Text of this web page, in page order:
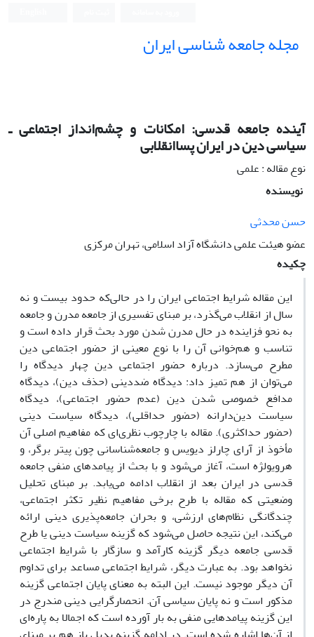
مجله جامعه شناسی ایران
آینده جامعه قدسی: امکانات و چشم‌انداز اجتماعی ـ
سیاسی دین در ایران پساانقلابی
نوع مقاله : علمی
نویسنده
حسن محدثی
عضو هیئت علمی دانشگاه آزاد اسلامی، تهران مرکزی
چکیده
این مقاله شرایط اجتماعی ایران را در حالی‌که حدود بیست و نه
سال از انقلاب می‌گذرد، بر مبنای تفسیری از جامعه مدرن و جامعه
به نحو فزاینده در حال مدرن شدن مورد بحث قرار داده است و
تناسب و هم‌خوانی آن را با نوع معینی از حضور اجتماعی دین
مطرح می‌سازد. درباره حضور اجتماعی دین چهار دیدگاه را
می‌توان از هم تمیز داد: دیدگاه ضددینی (حذف دین)، دیدگاه
مدافع خصوصی شدن دین (عدم حضور اجتماعی)، دیدگاه
سیاست دین‌دارانه (حضور حداقلی)، دیدگاه سیاست دینی
(حضور حداکثری). مقاله با چارچوب نظری‌ای که مفاهیم اصلی آن
مأخوذ از آرای چارلز دیویس و جامعه‌شناسانی چون پیتر برگر، و
هرویولژه است، آغاز می‌شود و با بحث از پیامدهای منفی جامعه
قدسی در ایران بعد از انقلاب ادامه می‌یابد. بر مبنای تحلیل
وضعیتی که مقاله با طرح برخی مفاهیم نظیر تکثر اجتماعی،
چندگانگی نظام‌های ارزشی، و بحران جامعه‌پذیری دینی ارائه
می‌کند، این نتیجه حاصل می‌شود که گزینه سیاست دینی یا طرح
قدسی جامعه دیگر گزینه کارآمد و سازگار با شرایط اجتماعی
نخواهد بود. به عبارت دیگر، شرایط اجتماعی مساعد برای تداوم
آن دیگر موجود نیست. این البته به معنای پایان اجتماعی گزینه
مذکور است و نه پایان سیاسی آن. انحصارگرایی دینی مندرج در
این گزینه پیامدهایی منفی به بار آورده است که اجمالا به پاره‌ای